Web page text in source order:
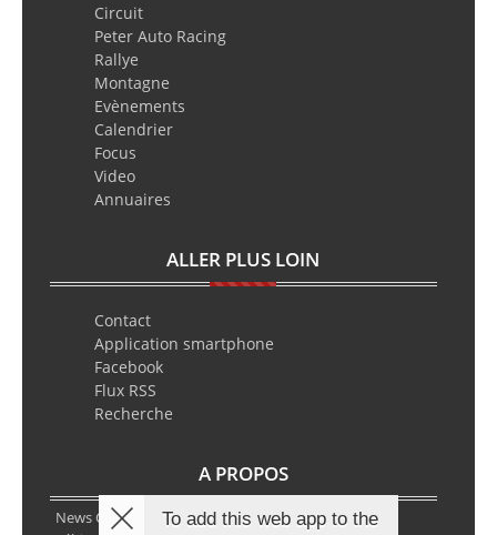
Circuit
Peter Auto Racing
Rallye
Montagne
Evènements
Calendrier
Focus
Video
Annuaires
ALLER PLUS LOIN
Contact
Application smartphone
Facebook
Flux RSS
Recherche
A PROPOS
News Classic Racing est le portail de l’actualité du
To add this web app to the